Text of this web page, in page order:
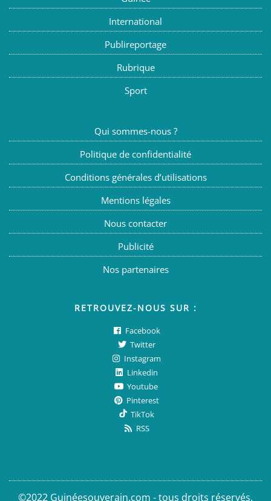
International
Publireportage
Rubrique
Sport
Qui sommes-nous ?
Politique de confidentialité
Conditions générales d’utilisations
Mentions légales
Nous contacter
Publicité
Nos partenaires
RETROUVEZ-NOUS SUR :
Facebook
Twitter
Instagram
Linkedin
Youtube
Pinterest
TikTok
RSS
©2022 Guinéesouverain.com - tous droits réservés.